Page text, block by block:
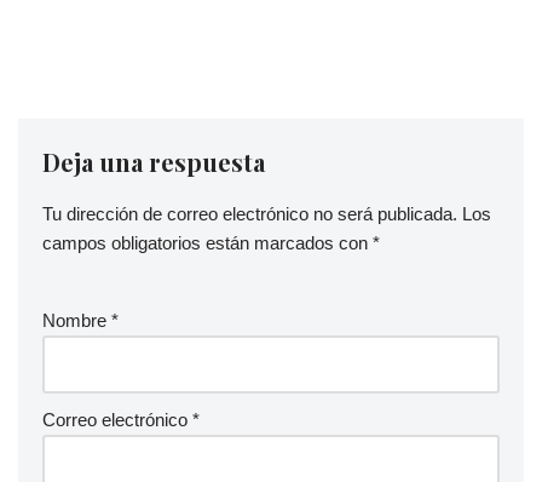
Deja una respuesta
Tu dirección de correo electrónico no será publicada. Los
campos obligatorios están marcados con *
Nombre *
Correo electrónico *